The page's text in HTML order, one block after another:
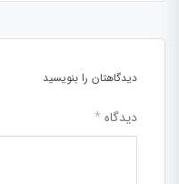
دیدگاهتان را بنویسید
دیدگاه *